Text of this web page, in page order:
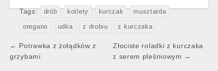
Tags: drób kotlety kurczak musztarda
oregano udka z drobiu z kurczaka
Post
navigation
← Potrawka z żołądków z
grzybami
Złociste roladki z kurczaka
z serem pleśniowym →